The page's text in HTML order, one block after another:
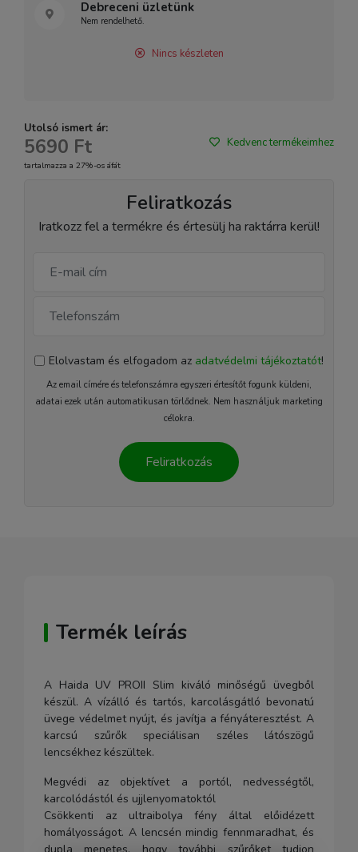
Debreceni üzletünk
Nem rendelhető.
Nincs készleten
Utolsó ismert ár:
5690 Ft
tartalmazza a 27%-os áfát
Kedvenc termékeimhez
Feliratkozás
Iratkozz fel a termékre és értesülj ha raktárra kerül!
Elolvastam és elfogadom az adatvédelmi tájékoztatót!
Az email címére és telefonszámra egyszeri értesítőt fogunk küldeni,
adatai ezek után automatikusan törlődnek. Nem használjuk marketing
célokra.
Feliratkozás
Termék leírás
A Haida UV PROII Slim kiváló minőségű üvegből
készül. A vízálló és tartós, karcolásgátló bevonatú
üvege védelmet nyújt, és javítja a fényáteresztést. A
karcsú szűrők speciálisan széles látószögű
lencsékhez készültek.
Megvédi az objektívet a portól, nedvességtől,
karcolódástól és ujjlenyomatoktól
Csökkenti az ultraibolya fény által előidézett
homályosságot. A lencsén mindig fennmaradhat, és